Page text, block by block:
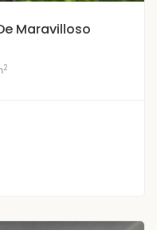
Maravilloso
2